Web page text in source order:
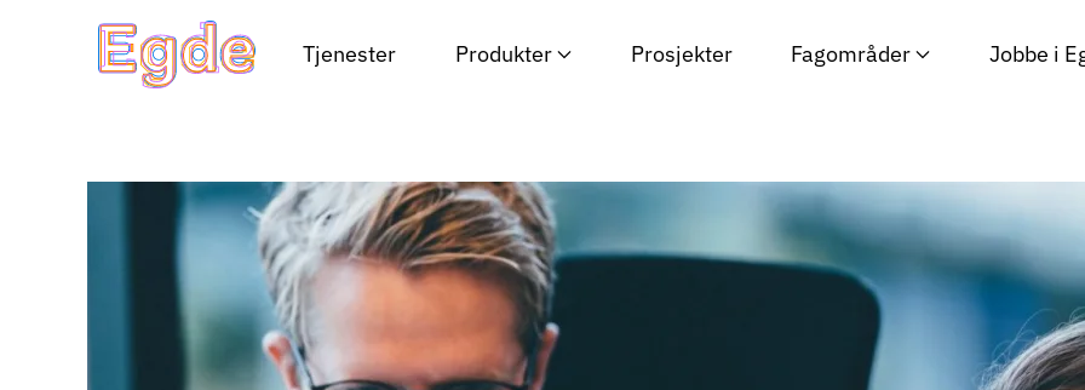
Skip to main content Tjenester Produkter Prosjekter Fagområder Jobbe i